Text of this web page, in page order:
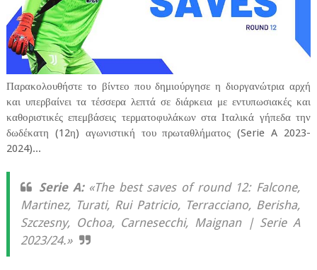
Παρακολουθήστε το βίντεο που δημιούργησε η διοργανώτρια αρχή
και υπερβαίνει τα τέσσερα λεπτά σε διάρκεια με εντυπωσιακές και
καθοριστικές επεμβάσεις τερματοφυλάκων στα Ιταλικά γήπεδα την
δωδέκατη (12η) αγωνιστική του πρωταθλήματος (Serie A 2023-
2024)...
Serie A:«The best saves of round 12: Falcone,
Martinez, Turati, Rui Patricio, Terracciano, Berisha,
Szczesny, Ochoa, Carnesecchi, Maignan | Serie A
2023/24.»